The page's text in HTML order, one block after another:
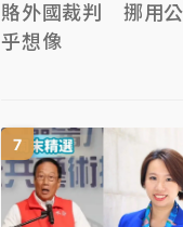
賂外國裁判 挪用
乎想像